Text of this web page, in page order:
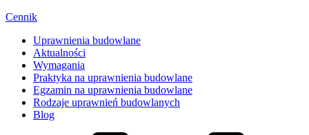
Cennik
Uprawnienia budowlane
Aktualności
Wymagania
Praktyka na uprawnienia budowlane
Egzamin na uprawnienia budowlane
Rodzaje uprawnień budowlanych
Blog